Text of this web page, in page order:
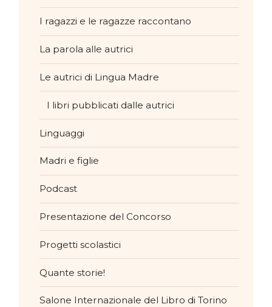
I ragazzi e le ragazze raccontano
La parola alle autrici
Le autrici di Lingua Madre
I libri pubblicati dalle autrici
Linguaggi
Madri e figlie
Podcast
Presentazione del Concorso
Progetti scolastici
Quante storie!
Salone Internazionale del Libro di Torino